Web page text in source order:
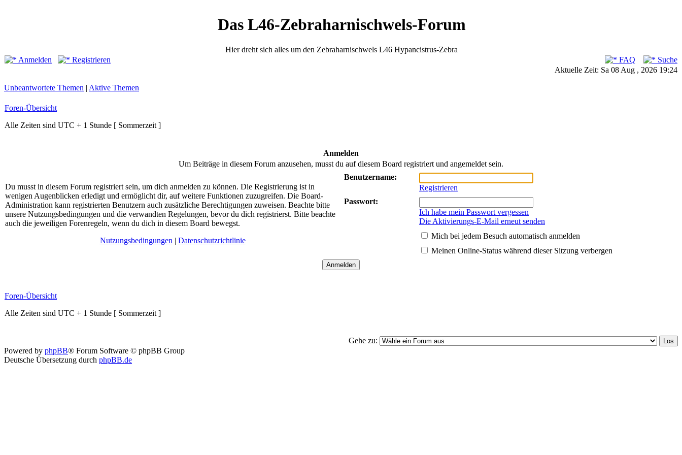
Das L46-Zebraharnischwels-Forum
Hier dreht sich alles um den Zebraharnischwels L46 Hypancistrus-Zebra
Anmelden
Registrieren FAQ
Suche
Aktuelle Zeit: Sa 08 Aug , 2026 19:24
Unbeantwortete Themen | Aktive Themen
Foren-Übersicht
Alle Zeiten sind UTC + 1 Stunde [ Sommerzeit ]
Anmelden
Um Beiträge in diesem Forum anzusehen, musst du auf diesem Board registriert und angemeldet sein.
Du musst in diesem Forum registriert sein, um dich anmelden zu können. Die Registrierung ist in
wenigen Augenblicken erledigt und ermöglicht dir, auf weitere Funktionen zuzugreifen. Die Board-
Administration kann registrierten Benutzern auch zusätzliche Berechtigungen zuweisen. Beachte bitte
unsere Nutzungsbedingungen und die verwandten Regelungen, bevor du dich registrierst. Bitte beachte
auch die jeweiligen Forenregeln, wenn du dich in diesem Board bewegst.
Nutzungsbedingungen | Datenschutzrichtlinie
Benutzername:
Registrieren
Passwort:
Ich habe mein Passwort vergessen
Die Aktivierungs-E-Mail erneut senden
Mich bei jedem Besuch automatisch anmelden
Meinen Online-Status während dieser Sitzung verbergen
Foren-Übersicht
Alle Zeiten sind UTC + 1 Stunde [ Sommerzeit ]
Gehe zu:
Powered by phpBB® Forum Software © phpBB Group
Deutsche Übersetzung durch phpBB.de